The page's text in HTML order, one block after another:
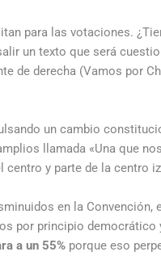
para las votaciones.
un texto que será
de derecha (Vamos por
un cambio
llamada «Una que
y parte de la centro
en la
por principio
a un 55% porque eso